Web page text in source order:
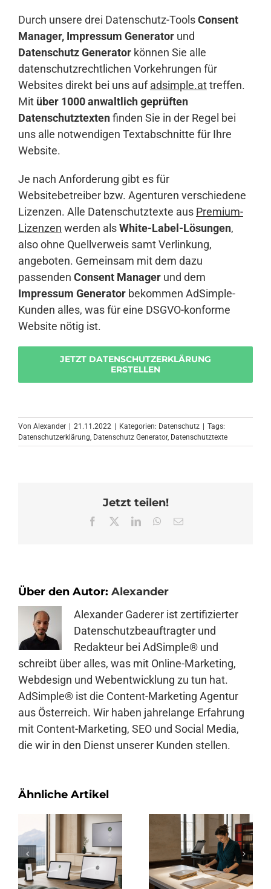
Durch unsere drei Datenschutz-ToolsConsent
Manager, Impressum Generator und
Datenschutz Generator können Sie alle
datenschutzrechtlichen Vorkehrungen für
Websites direkt bei uns aufadsimple.attreffen.
Mit über 1000 anwaltlich geprüften
Datenschutztextenfinden Sie in der Regel bei
uns alle notwendigen Textabschnitte für Ihre
Website.
Je nach Anforderung gibt es für
Websitebetreiber bzw. Agenturen verschiedene
Lizenzen. Alle Datenschutztexte aus Premium-
Lizenzen werden alsWhite-Label-Lösungen,
also ohne Quellverweis samt Verlinkung,
angeboten. Gemeinsam mit dem dazu
passenden Consent Manager und dem
Impressum Generator bekommen AdSimple-
Kunden alles, was für eine DSGVO-konforme
Website nötig ist.
JETZT DATENSCHUTZERKLÄRUNG
ERSTELLEN
Von Alexander | 21.11.2022 | Kategorien: Datenschutz | Tags:
Datenschutzerklärung, Datenschutz Generator, Datenschutztexte
Jetzt teilen!
Facebook LinkedInWhatsApp
E-
Über den Autor: Alexander
Alexander Gaderer ist zertifizierter
Datenschutzbeauftragter und
Redakteur bei AdSimple® und
schreibt über alles, was mit Online-Marketing,
Webdesign und Webentwicklung zu tun hat.
AdSimple® ist die Content-Marketing Agentur
aus Österreich. Wir haben jahrelange Erfahrung
mit Content-Marketing, SEO und Social Media,
die wir in den Dienst unserer Kunden stellen.
Ähnliche Artikel